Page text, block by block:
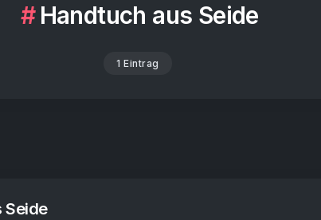
Handtuch aus Seide
1 Eintrag
Seide